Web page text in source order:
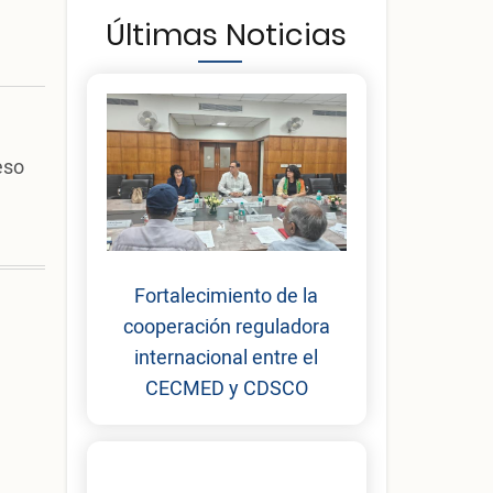
Últimas Noticias
Fortalecimiento de la
cooperación reguladora
internacional entre el
CECMED y CDSCO